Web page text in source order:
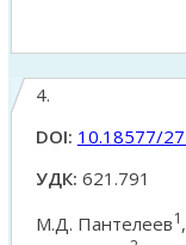
4.
DOI: 10.18577/
УДК: 621.791
М.Д. Пантелеев1